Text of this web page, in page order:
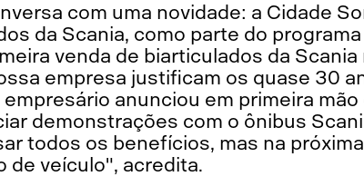
com uma novidade: a Cidade
da Scania, como parte do
venda de biarticulados da Scania
empresa justificam os quase 30
empresário anunciou em primeira
demonstrações com o ônibus
todos os benefícios, mas na
de veículo", acredita.